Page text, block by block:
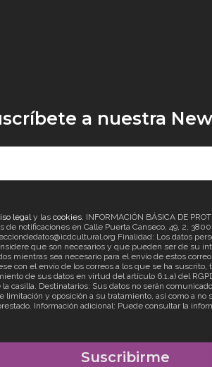
a nuestra
legaly las cookies. INFORMACIÓN BÁSICA DE
de notificaciones en Calle Puerta Canseco, 49, 2,
Finalidad: Los datos
que son necesarios y que pueden ser de su
mientras sea necesario para el envío de estos
con el envío de los correos a los que se ha
de sus datos en virtud del artículo 6.1.a) del
casilla. Destinatarios: Sus datos no serán
y oposición a su tratamiento, así como a
Información adicional: Puede consultar la